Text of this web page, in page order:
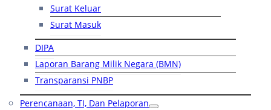
Surat Keluar
Surat Masuk
DIPA
Laporan Barang Milik Negara (BMN)
Transparansi PNBP
Perencanaan, TI, Dan Pelaporan